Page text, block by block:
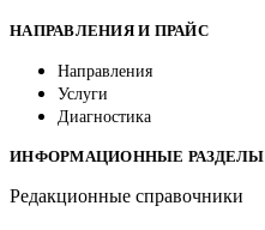
НАПРАВЛЕНИЯ И ПРАЙС
Направления
Услуги
Диагностика
ИНФОРМАЦИОННЫЕ РАЗДЕЛЫ
Редакционные справочники